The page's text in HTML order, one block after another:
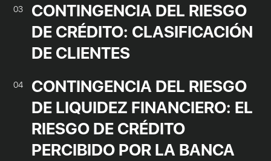
03
CONTINGENCIA DEL RIESGO
DE CRÉDITO: CLASIFICACIÓN
DE CLIENTES
04
CONTINGENCIA DEL RIESGO
DE LIQUIDEZ FINANCIERO: EL
RIESGO DE CRÉDITO
PERCIBIDO POR LA BANCA